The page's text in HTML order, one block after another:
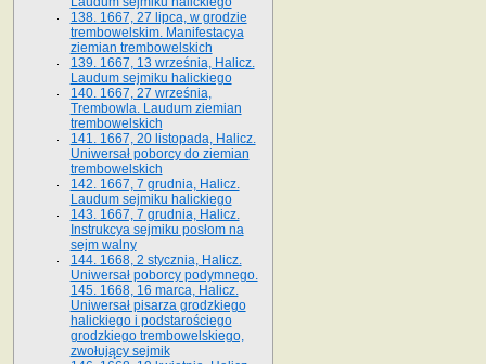
138. 1667, 27 lipca, w grodzie
trembowelskim. Manifestacya
ziemian trembowelskich
139. 1667, 13 września, Halicz.
Laudum sejmiku halickiego
140. 1667, 27 września,
Trembowla. Laudum ziemian
trembowelskich
141. 1667, 20 listopada, Halicz.
Uniwersał poborcy do ziemian
trembowelskich
142. 1667, 7 grudnia, Halicz.
Laudum sejmiku halickiego
143. 1667, 7 grudnia, Halicz.
Instrukcya sejmiku posłom na
sejm walny
144. 1668, 2 stycznia, Halicz.
Uniwersał poborcy podymnego.
145. 1668, 16 marca, Halicz.
Uniwersał pisarza grodzkiego
halickiego i podstarościego
grodzkiego trembowelskiego,
zwołujący sejmik